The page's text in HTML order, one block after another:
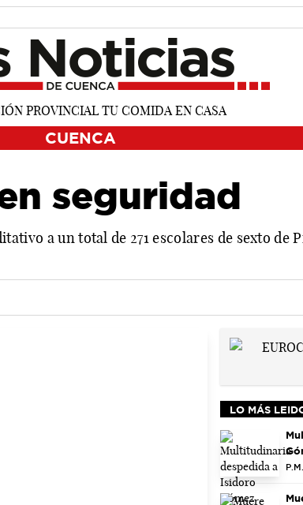
CUENCA
seguridad
a un total de 271 escolares de sexto de
LO MÁS